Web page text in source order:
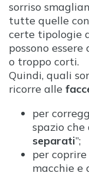
sorriso
tutte quelle
certe tipologie
possono
o troppo corti.
Quindi, quali
ricorre alle
per
spazio che
separati”;
per
macchie e